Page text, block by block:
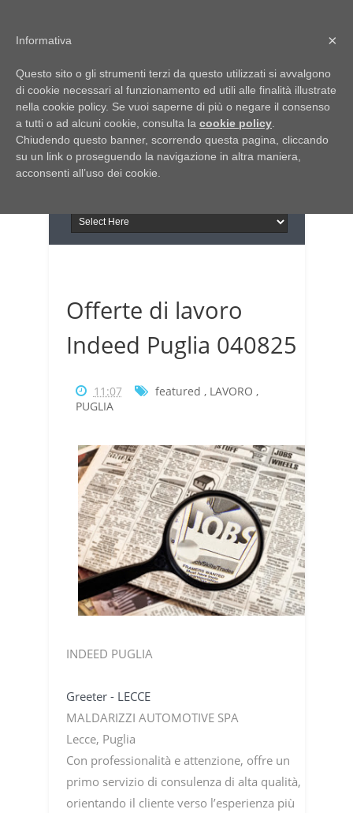
Italia Notizie
Giornale di Basilicata
Giornale di Puglia
INFORMAPUGLIA
Il portale n.1 del lavoro
in Puglia
Offerte di lavoro
Indeed Puglia 040825
11:07 featured , LAVORO ,
PUGLIA
INDEED PUGLIA
Greeter - LECCE
MALDARIZZI AUTOMOTIVE SPA
Lecce, Puglia
Con professionalità e attenzione, offre un
primo servizio di consulenza di alta qualità,
orientando il cliente verso l’esperienza più
×
Informativa
Questo sito o gli strumenti terzi da questo utilizzati si avvalgono
di cookie necessari al funzionamento ed utili alle finalità illustrate
nella cookie policy. Se vuoi saperne di più o negare il consenso
a tutti o ad alcuni cookie, consulta la cookie policy
Chiudendo questo banner, scorrendo questa pagina, cliccando
su un link o proseguendo la navigazione in altra maniera,
acconsenti all’uso dei cookie.